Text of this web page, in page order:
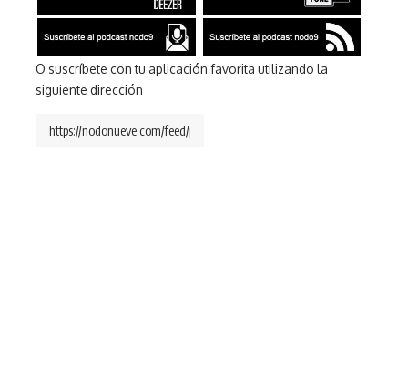
O suscríbete con tu aplicación favorita utilizando la
siguiente dirección